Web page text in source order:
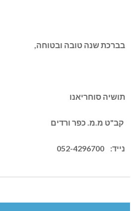
בברכת שנה טובה ובטוחה,
תושיה סוחריאנו
קב"ט מ.מ. כפר ורדים
נייד: 052-4296700